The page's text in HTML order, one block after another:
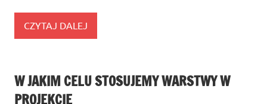
CZYTAJ DALEJ
W JAKIM CELU STOSUJEMY WARSTWY W
PROJEKCIE